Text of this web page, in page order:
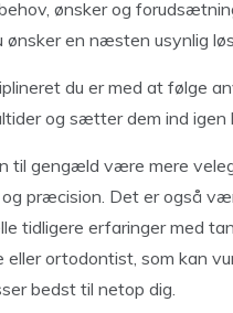
ønsker og
en næsten usynlig
du er med at følge
og sætter dem ind igen
til gengæld være mere
præcision. Det er også
tidligere erfaringer med
ortodontist, som kan
bedst til netop dig.